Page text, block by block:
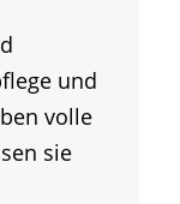
und
volle
sie